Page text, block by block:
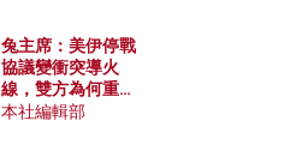
兔主席：美伊停戰
協議變衝突導火
線，雙方為何重啟
戰爭？伊朗一早洞
本社編輯部